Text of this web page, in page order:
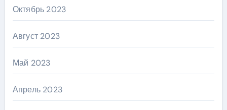
Октябрь 2023
Август 2023
Май 2023
Апрель 2023